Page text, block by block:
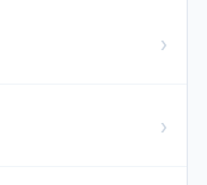
›
›